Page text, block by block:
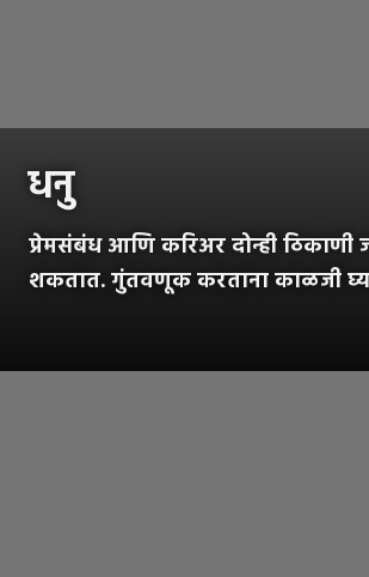
धनु
प्रेमसंबंध आणि करिअर दोन्ही ठिकाणी
शकतात. गुंतवणूक करताना काळजी